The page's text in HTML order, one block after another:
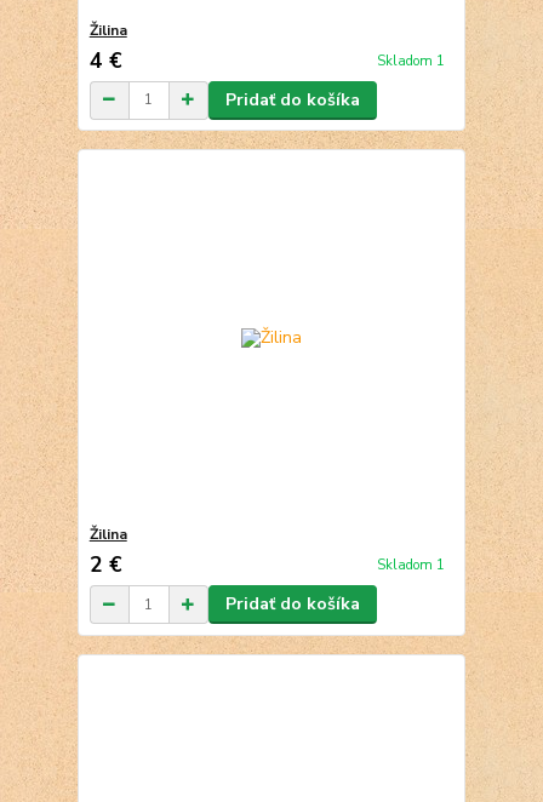
Žilina
4 € Skladom 1
Pridať do košíka
Žilina
2 € Skladom 1
Pridať do košíka